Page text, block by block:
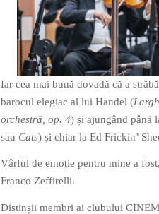
Iar cea mai bună dovadă că a
barocul elegiac al lui Handel (
orchestră, op. 4) și ajungând până
sau Cats) și chiar la Ed Frickin’
Vârful de emoție pentru mine a
Franco Zeffirelli.
Distinșii membri ai clubului